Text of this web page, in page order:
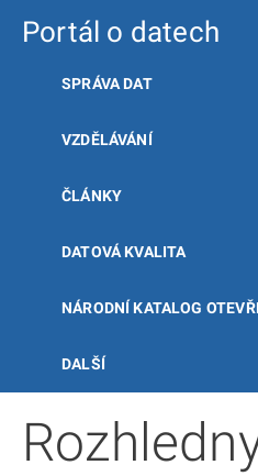
Portál o datech
SPRÁVA DAT
VZDĚLÁVÁNÍ
ČLÁNKY
DATOVÁ KVALITA
NÁRODNÍ KATALOG
DALŠÍ